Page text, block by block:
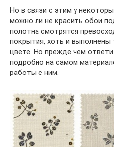
Но в связи с этим у
можно ли не красить обои
полотна смотрятся
покрытия, хоть и выполнены
цвете. Но прежде чем
подробно на самом
работы с ним.